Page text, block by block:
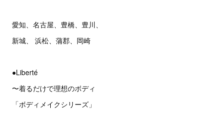
愛知、名古屋、豊橋、豊川、
新城、 浜松、蒲郡、岡崎
●Liberté
〜着るだけで理想のボディ
「ボディメイクシリーズ」